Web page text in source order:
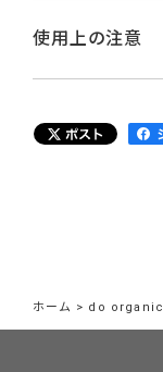
使用上の注意
ホーム > do organic